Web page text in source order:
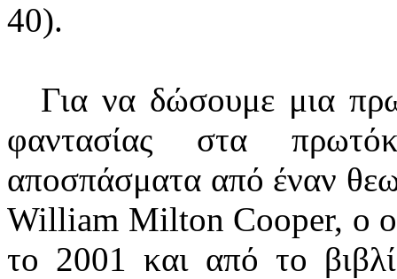
40).
Για να δώσουμε μια
φαντασίας στα
αποσπάσματα από έναν
William Milton Cooper, ο
το 2001 και από το